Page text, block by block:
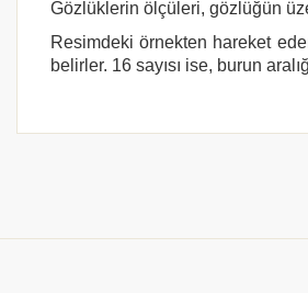
Gözlüklerin ölçüleri, gözlüğün
Resimdeki örnekten hareket
belirler. 16 sayısı ise, burun